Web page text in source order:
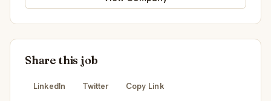
Share this job
LinkedIn Twitter Copy Link